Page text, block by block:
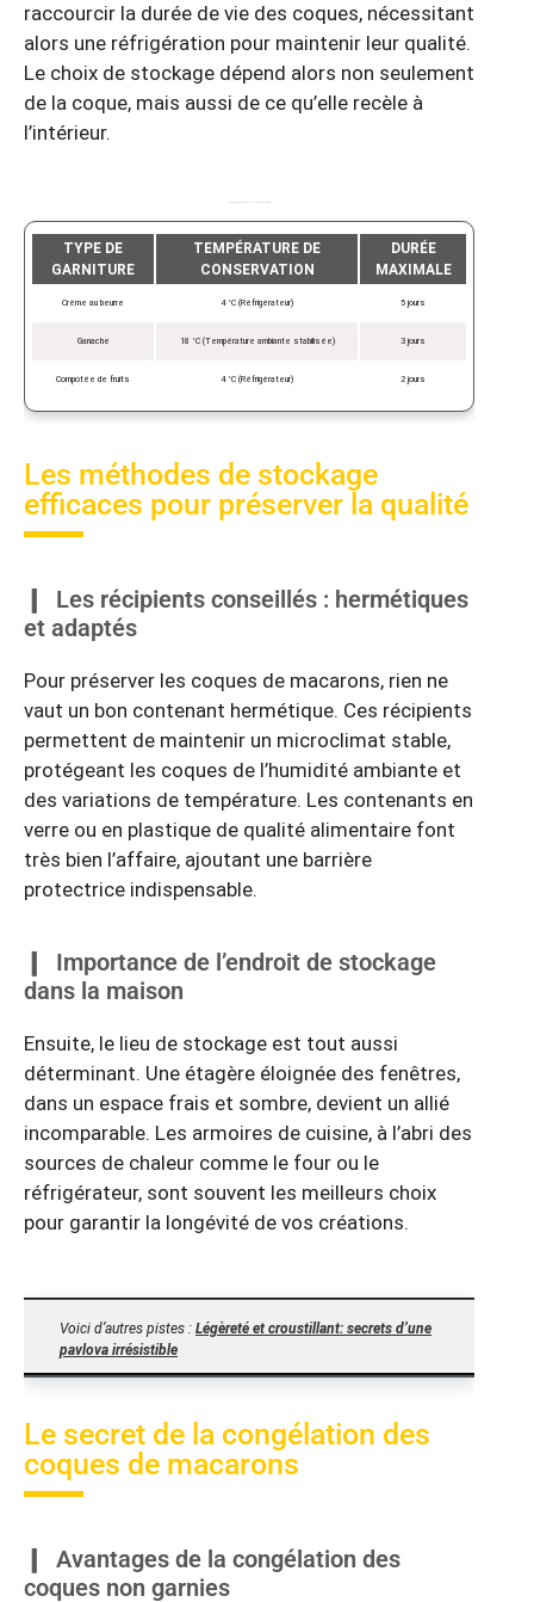
raccourcir la durée de vie des coques, nécessitant
alors une réfrigération pour maintenir leur qualité.
Le choix de stockage dépend alors non seulement
de la coque, mais aussi de ce qu’elle recèle à
l’intérieur.
TYPE DE
GARNITURE
TEMPÉRATURE DE
CONSERVATION
DURÉE
MAXIMALE
Crème au beurre 4 °C (Réfrigérateur) 5 jours
Ganache 18 °C (Température ambiante stabilisée) 3 jours
Compotée de fruits 4 °C (Réfrigérateur) 2 jours
Les méthodes de stockage
efficaces pour préserver la qualité
Les récipients conseillés : hermétiques
et adaptés
Pour préserver les coques de macarons, rien ne
vaut un bon contenant hermétique. Ces récipients
permettent de maintenir un microclimat stable,
protégeant les coques de l’humidité ambiante et
des variations de température. Les contenants en
verre ou en plastique de qualité alimentaire font
très bien l’affaire, ajoutant une barrière
protectrice indispensable.
Importance de l’endroit de stockage
dans la maison
Ensuite, le lieu de stockage est tout aussi
déterminant. Une étagère éloignée des fenêtres,
dans un espace frais et sombre, devient un allié
incomparable. Les armoires de cuisine, à l’abri des
sources de chaleur comme le four ou le
réfrigérateur, sont souvent les meilleurs choix
pour garantir la longévité de vos créations.
Voici d’autres pistes : Légèreté et croustillant: secrets d’une
pavlova irrésistible
Le secret de la congélation des
coques de macarons
Avantages de la congélation des
coques non garnies